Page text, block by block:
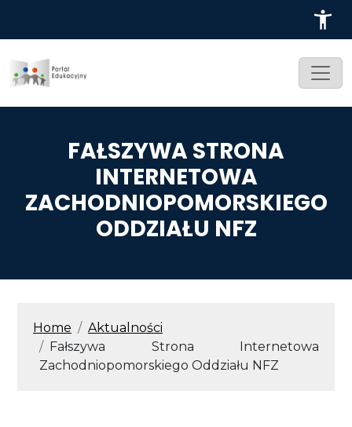
FAŁSZYWA STRONA
INTERNETOWA
ZACHODNIOPOMORSKIEGO
ODDZIAŁU NFZ
ŚCIEŻKA NAWIGACYJNA
Home
Aktualności
Fałszywa Strona Internetowa
Zachodniopomorskiego Oddziału NFZ